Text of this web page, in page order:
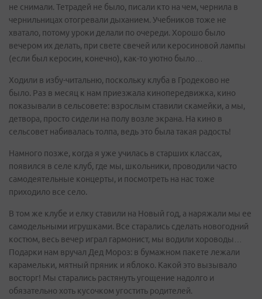
не снимали. Тетрадей не было, писали кто на чем, чернила в
чернильницах отогревали дыханием. Учебников тоже не
хватало, потому уроки делали по очереди. Хорошо было
вечером их делать, при свете свечей или керосиновой лампы
(если был керосин, конечно), как-то уютно было…
Ходили в избу-читальню, поскольку клуба в Гродеково не
было. Раз в месяц к нам приезжала кинопередвижка, кино
показывали в сельсовете: взрослым ставили скамейки, а мы,
детвора, просто сидели на полу возле экрана. На кино в
сельсовет набивалась толпа, ведь это была такая радость!
Намного позже, когда я уже училась в старших классах,
появился в селе клуб, где мы, школьники, проводили часто
самодеятельные концерты, и посмотреть на нас тоже
приходило все село.
В том же клубе и елку ставили на Новый год, а наряжали мы ее
самодельными игрушками. Все старались сделать новогодний
костюм, весь вечер играл гармонист, мы водили хороводы…
Подарки нам вручал Дед Мороз: в бумажном пакете лежали
карамельки, мятный пряник и яблоко. Какой это вызывало
восторг! Мы старались растянуть угощение надолго и
обязательно хоть кусочком угостить родителей.